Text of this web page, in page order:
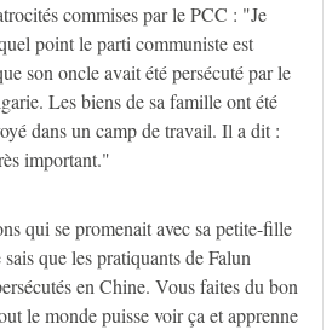
commises par le PCC : "Je
point le parti communiste est
son oncle avait été persécuté par le
Les biens de sa famille ont été
dans un camp de travail. Il a dit :
important."
qui se promenait avec sa petite-fille
que les pratiquants de Falun
en Chine. Vous faites du bon
le monde puisse voir ça et apprenne